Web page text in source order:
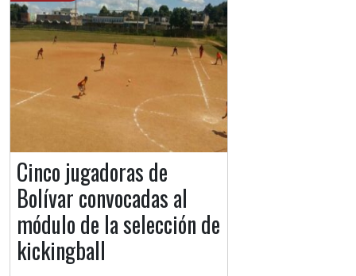
Cinco jugadoras de
Bolívar convocadas al
módulo de la selección de
kickingball